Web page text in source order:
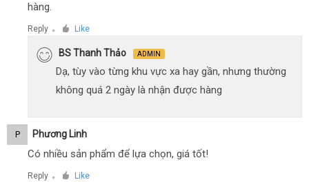
hàng.
Reply ● Like
BS Thanh Thảo ADMIN
Dạ, tùy vào từng khu vực xa hay gần, nhưng thường
không quá 2 ngày là nhận được hàng
P Phương Linh
Có nhiều sản phẩm để lựa chọn, giá tốt!
Reply ● Like